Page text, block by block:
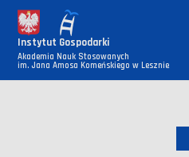
Instytut Gospodarki
Akademia Nauk Stosowanych
im. Jana Amosa Komeńskiego w Lesznie